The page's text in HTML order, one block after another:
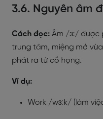
3.6. Nguyên âm
Cách đọc: Âm /ɜ:/ được
trung tâm, miệng mở
phát ra từ cổ họng.
Ví dụ:
Work /wɜːk/ (làm